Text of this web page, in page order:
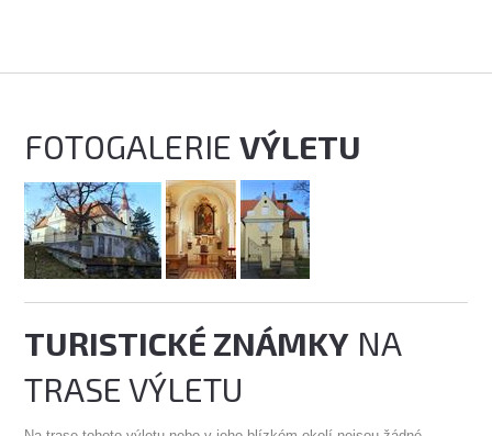
FOTOGALERIEVÝLETU
TURISTICKÉ ZNÁMKY NA
TRASE VÝLETU